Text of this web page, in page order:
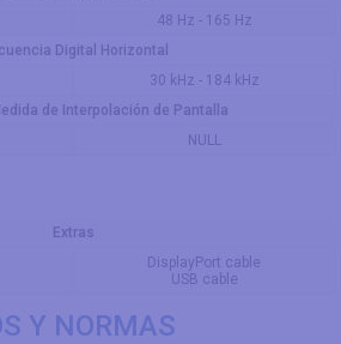
48 Hz - 165 Hz
Digital Horizontal
30 kHz - 184 kHz
de Interpolación de Pantalla
NULL
Extras
DisplayPort cable
USB cable
Y NORMAS